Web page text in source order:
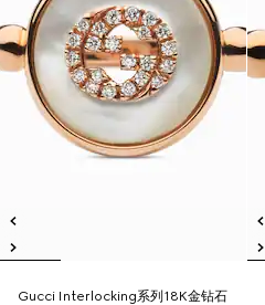
Gucci Interlocking系列18K金钻石